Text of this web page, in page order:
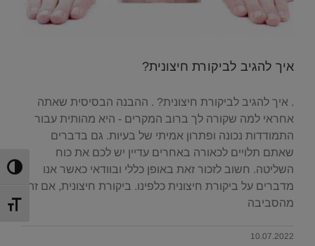
מתג
איך להגיב לביקורת חיצונית?
. איך להגיב לביקורת חיצונית? . ההבנה הבסיסית שאתה
אחראי למה שקורה לך ברוב המקרים - היא מהותית עבור
התמודדות נכונה ופתרון אמיתי של בעיות. גם בדברים
שאתם תלויים לכאורה באחרים עדיין יש לכם את כוח
השליטה. חשוב לזכור זאת באופן כללי ובוודאי כאשר אנו
מדברים על ביקורת חיצונית כלפינו. ביקורת חיצונית, אם זה
מהסביבה
10.07.2022